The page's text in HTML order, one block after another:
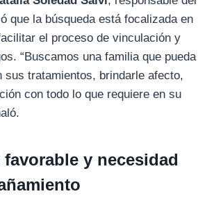
que la búsqueda está focalizada en
el proceso de vinculación y
“Buscamos una familia que pueda
sus tratamientos, brindarle afecto,
con todo lo que requiere en su
y necesidad